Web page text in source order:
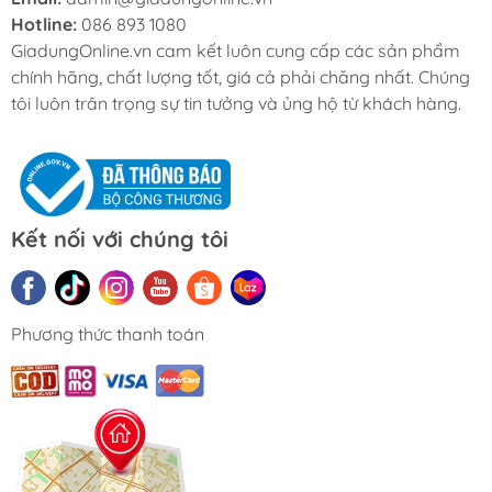
Hotline: 086 893 1080
GiadungOnline.vn cam kết luôn cung cấp các sản phẩm
chính hãng, chất lượng tốt, giá cả phải chăng nhất. Chúng
tôi luôn trân trọng sự tin tưởng và ủng hộ từ khách hàng.
Kết nối với chúng tôi
Phương thức thanh toán